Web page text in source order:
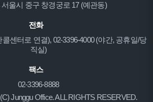
서울시 중구 창경궁로 17 (예관동)
전화
콜센터로 연결), 02-3396-4000 (야간, 공휴일/당
직실)
팩스
02-3396-8888
Junggu Office. ALL RIGHTS RESERVED.